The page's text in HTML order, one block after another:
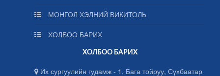
МОНГОЛ ХЭЛНИЙ ВИКИТОЛЬ
ХОЛБОО БАРИХ
ХОЛБОО БАРИХ
Их сургуулийн гудамж - 1, Бага тойруу, Сүхбаатар